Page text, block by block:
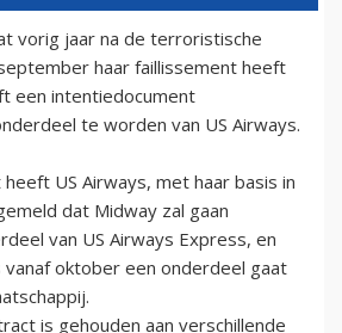
vorig jaar na de terroristische
haar faillissement heeft
een intentiedocument
te worden van US Airways.
US Airways, met haar basis in
dat Midway zal gaan
van US Airways Express, en
oktober een onderdeel gaat
is gehouden aan verschillende